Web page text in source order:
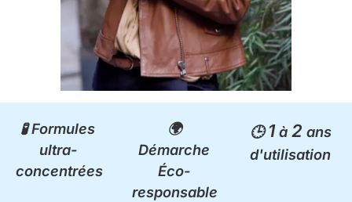
🧪 Formules
ultra-
concentrées
🌍
Démarche
Éco-
responsable
🕒1à 2 ans
d'utilisation